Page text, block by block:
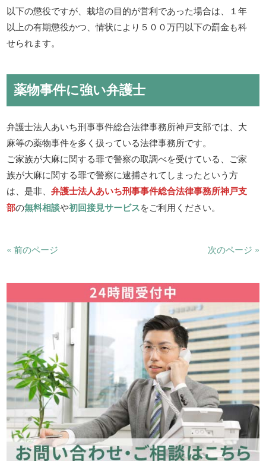
以下の懲役ですが、栽培の目的が営利であった場合は、１年
以上の有期懲役かつ、情状により５００万円以下の罰金も科
せられます。
薬物事件に強い弁護士
弁護士法人あいち刑事事件総合法律事務所神戸支部では、大
麻等の薬物事件を多く扱っている法律事務所です。
ご家族が大麻に関する罪で警察の取調べを受けている、ご家
族が大麻に関する罪で警察に逮捕されてしまったという方
は、是非、弁護士法人あいち刑事事件総合法律事務所神戸支
部の無料相談や初回接見サービスをご利用ください。
« 前のページ 次のページ »